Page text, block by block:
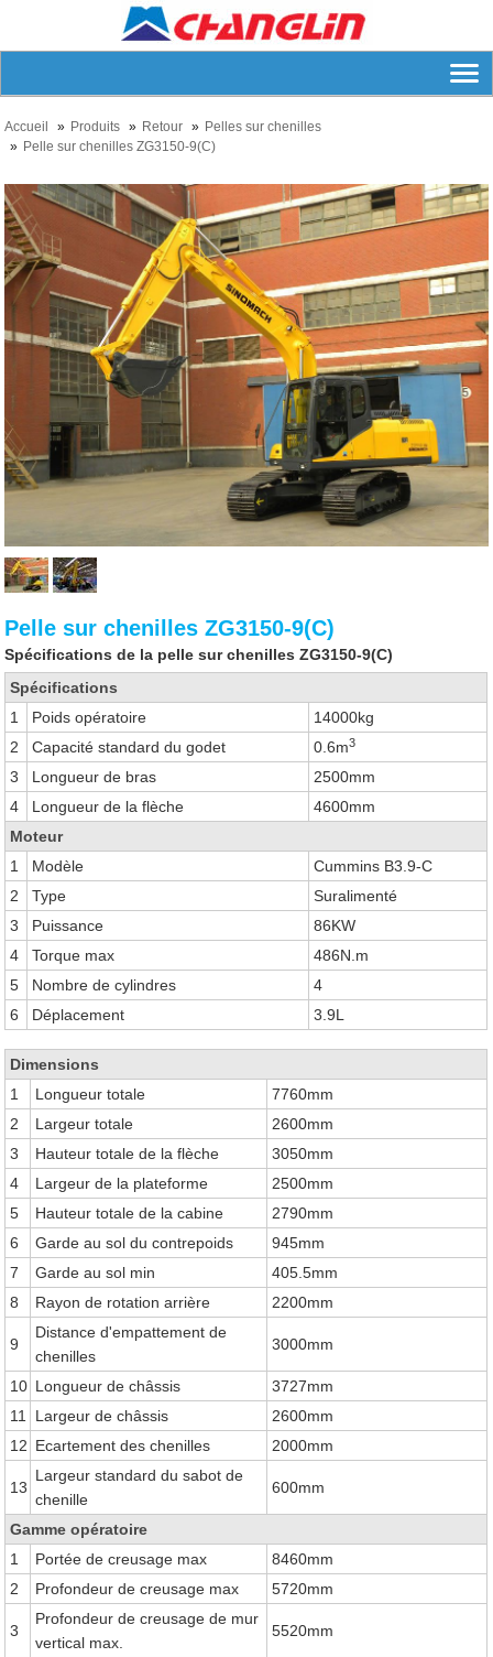
Accueil Produits Retour
Pelles sur chenilles
Pelle sur chenilles ZG3150-9(C)
Pelle sur chenilles ZG3150-9(C)
Spécifications de la pelle sur chenilles ZG3150-9(C)
Spécifications
1
Poids opératoire
14000kg
2
Capacité standard du godet 0.6m3
3 Longueur de bras
2500mm
4
Longueur de la flèche
4600mm
Moteur
1
Modèle
Cummins B3.9-C
2
Type
Suralimenté
3
Puissance
86KW
4
Torque max
486N.m
5
Nombre de cylindres
4
6
Déplacement 3.9L
Dimensions
1
Longueur totale
7760mm
2
Largeur totale
2600mm
3
Hauteur totale de la flèche
3050mm
4
Largeur de la plateforme
2500mm
5
Hauteur totale de la cabine
2790mm
6
Garde au sol du contrepoids
945mm
7
Garde au sol min
405.5mm
8
Rayon de rotation arrière 2200mm
9
Distance d'empattement de
chenilles
3000mm
10 Longueur de châssis
3727mm
11
Largeur de châssis
2600mm
12 Ecartement des chenilles 2000mm
13
Largeur standard du sabot de
chenille
600mm
Gamme opératoire
1
Portée de creusage max
8460mm
2
Profondeur de creusage max 5720mm
3
Profondeur de creusage de mur
vertical max.
5520mm